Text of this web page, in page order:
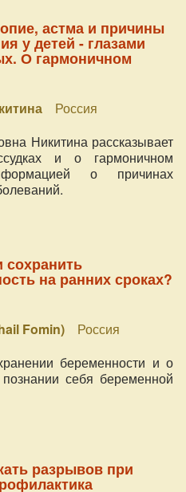
астма и причины
у детей - глазами
О гармоничном
Россия
Никитина рассказывает
и о гармоничном
о причинах
на ранних сроках?
Fomin)
Россия
беременности и о
себя беременной
разрывов при